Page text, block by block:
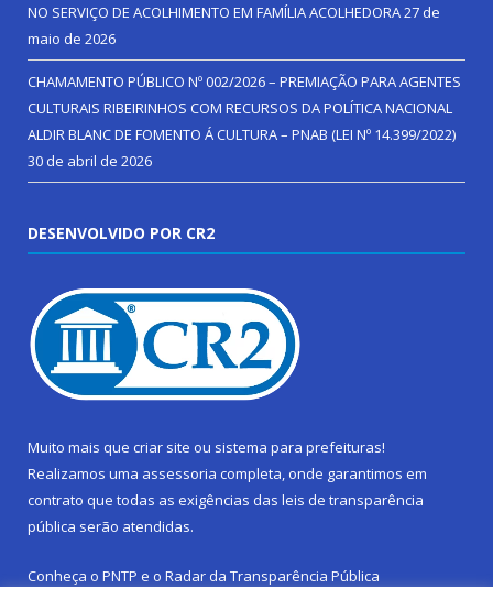
NO SERVIÇO DE ACOLHIMENTO EM FAMÍLIA ACOLHEDORA27 de
maio de 2026
CHAMAMENTO PÚBLICO Nº 002/2026 – PREMIAÇÃO PARA AGENTES
CULTURAIS RIBEIRINHOS COM RECURSOS DA POLÍTICA NACIONAL
ALDIR BLANC DE FOMENTO Á CULTURA – PNAB (LEI Nº 14.399/2022)
30 de abril de 2026
DESENVOLVIDO POR CR2
Muito mais que criar site ou sistema para prefeituras!
Realizamos uma assessoria completa, onde garantimos em
contrato que todas as exigências das leis de transparência
pública serão atendidas.
Conheça o PNTP e o Radar da Transparência Pública